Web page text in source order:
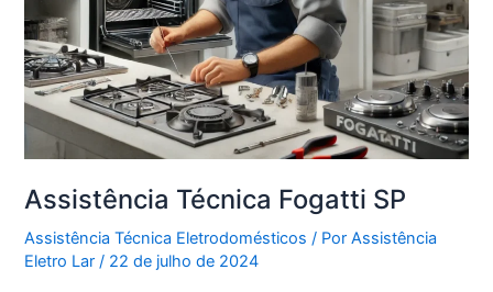
Assistência Técnica Fogatti SP
Assistência Técnica Eletrodomésticos / PorAssistência
Eletro Lar/ 22 de julho de 2024